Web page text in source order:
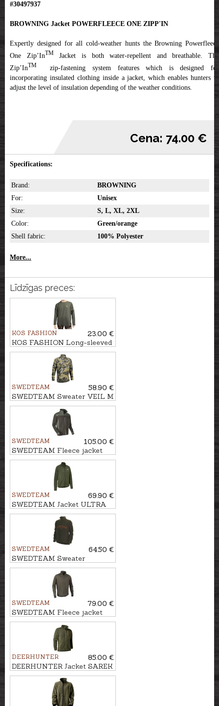
#30497937
BROWNING Jacket POWERFLEECE ONE ZIPP'IN
Expertly designed for all cold-weather hunts the Browning Powerfleece
One Zip’InTMJacket is both water-repellent and breathable. The
Zip’InTM zip-fastening system features which is designed for
incorporating insulated clothing inside a jacket, which enables hunters to
adjust the level of insulation depending of the weather conditions.
Cena: 74.00 €
Specifications:
Brand:
BROWNING
For:
Unisex
Size:
S, L, XL, 2XL
Color:
Green/orange
Shell fabric:
100% Polyester
More...
Līdzīgas preces:
KOS FASHION
23.00 €
KOS FASHION Long-sleeved
T-shirt with hunter
SWEDTEAM
58.90 €
SWEDTEAM Sweater VEIL M
SWEDTEAM
105.00 €
SWEDTEAM Fleece jacket
Ridge M
SWEDTEAM
69.90 €
SWEDTEAM Jacket ULTRA
LIGHT M
SWEDTEAM
64.50 €
SWEDTEAM Sweater
LAKESIDE ZIP M
SWEDTEAM
79.00 €
SWEDTEAM Fleece jacket
LYNX M
DEERHUNTER
85.00 €
DEERHUNTER Jacket SAREK
KNITTED